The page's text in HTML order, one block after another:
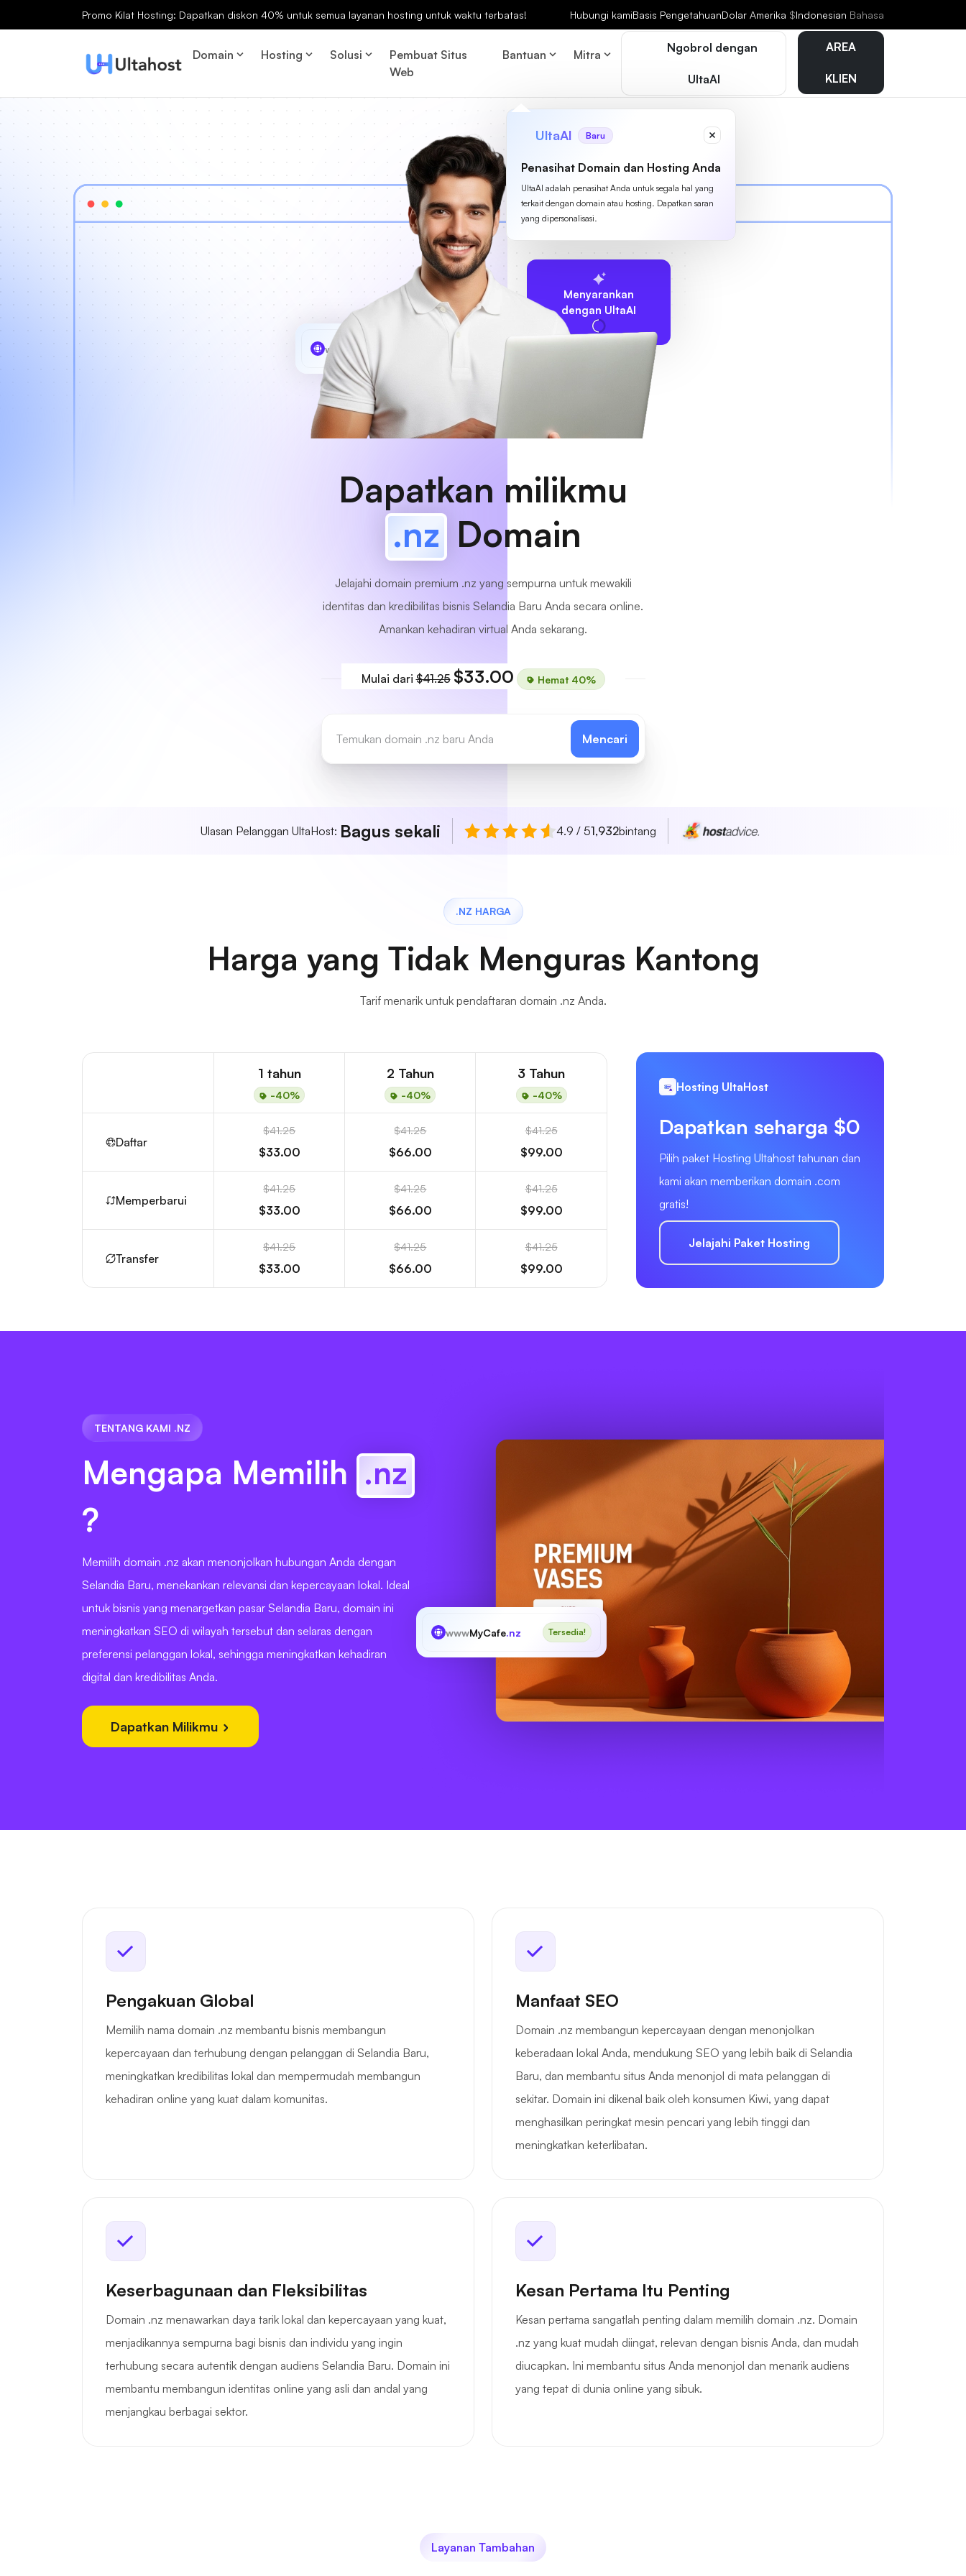
Promo Kilat Hosting: Dapatkan diskon 40% untuk semua layanan hosting untuk waktu terbatas! Hubungi kamiBasis PengetahuanDolar Amerika $Indonesian Bahasa
Domain Hosting Solusi
Pembuat Situs
Web
Bantuan Mitra Ngobrol dengan
UltaAI
UltaAI Baru
Penasihat Domain dan Hosting Anda
UltaAI adalah penasihat Anda untuk segala hal yang
terkait dengan domain atau hosting. Dapatkan saran
yang dipersonalisasi.
AREA
KLIEN
Menyarankan
dengan UltaAI
www MyCafe
Dapatkan milikmu
.nz Domain
Jelajahi domain premium .nz yang sempurna untuk mewakili
identitas dan kredibilitas bisnis Selandia Baru Anda secara online.
Amankan kehadiran virtual Anda sekarang.
Mulai dari$41.25 $33.00 Hemat 40%
Mencari
Ulasan Pelanggan UltaHost: Bagus sekali 4.9 / 51,932bintang
.NZ HARGA
Harga yang Tidak Menguras Kantong
Tarif menarik untuk pendaftaran domain .nz Anda.
1 tahun
-40%
2 Tahun
-40%
3 Tahun
-40%
Daftar
$41.25
$33.00
$41.25
$66.00
$41.25
$99.00
Memperbarui
$41.25
$33.00
$41.25
$66.00
$41.25
$99.00
Transfer
$41.25
$33.00
$41.25
$66.00
$41.25
$99.00
Hosting UltaHost
Dapatkan seharga $0
Pilih paket Hosting Ultahost tahunan dan
kami akan memberikan domain .com
gratis!
Jelajahi Paket Hosting
TENTANG KAMI .NZ
Mengapa Memilih .nz
?
Memilih domain .nz akan menonjolkan hubungan Anda dengan
Selandia Baru, menekankan relevansi dan kepercayaan lokal. Ideal
untuk bisnis yang menargetkan pasar Selandia Baru, domain ini
meningkatkan SEO di wilayah tersebut dan selaras dengan
preferensi pelanggan lokal, sehingga meningkatkan kehadiran
digital dan kredibilitas Anda.
Dapatkan Milikmu
wwwMyCafe.nz Tersedia!
Pengakuan Global
Memilih nama domain .nz membantu bisnis membangun
kepercayaan dan terhubung dengan pelanggan di Selandia Baru,
meningkatkan kredibilitas lokal dan mempermudah membangun
kehadiran online yang kuat dalam komunitas.
Manfaat SEO
Domain .nz membangun kepercayaan dengan menonjolkan
keberadaan lokal Anda, mendukung SEO yang lebih baik di Selandia
Baru, dan membantu situs Anda menonjol di mata pelanggan di
sekitar. Domain ini dikenal baik oleh konsumen Kiwi, yang dapat
menghasilkan peringkat mesin pencari yang lebih tinggi dan
meningkatkan keterlibatan.
Keserbagunaan dan Fleksibilitas
Domain .nz menawarkan daya tarik lokal dan kepercayaan yang kuat,
menjadikannya sempurna bagi bisnis dan individu yang ingin
terhubung secara autentik dengan audiens Selandia Baru. Domain ini
membantu membangun identitas online yang asli dan andal yang
menjangkau berbagai sektor.
Kesan Pertama Itu Penting
Kesan pertama sangatlah penting dalam memilih domain .nz. Domain
.nz yang kuat mudah diingat, relevan dengan bisnis Anda, dan mudah
diucapkan. Ini membantu situs Anda menonjol dan menarik audiens
yang tepat di dunia online yang sibuk.
Layanan Tambahan